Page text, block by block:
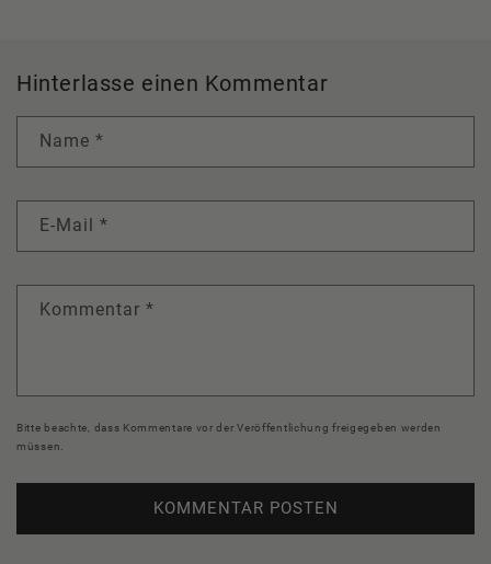
Hinterlasse einen Kommentar
Name *
E-Mail *
Kommentar *
Bitte beachte, dass Kommentare vor der Veröffentlichung freigegeben werden
müssen.